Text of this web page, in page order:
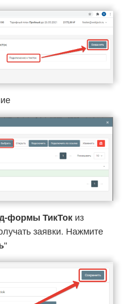
формы ТикТок из
заявки. Нажмите
"